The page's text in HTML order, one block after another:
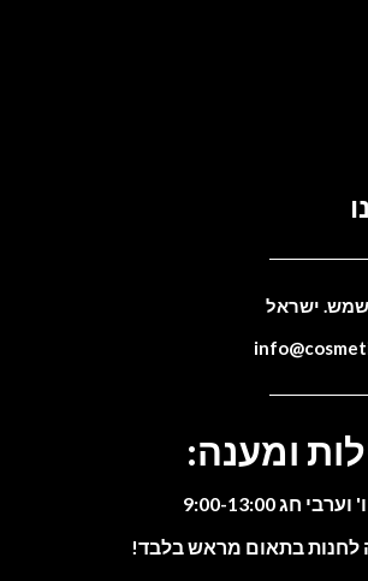
ומענה:
לחנות בתאום מראש בלבד!